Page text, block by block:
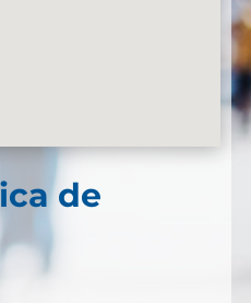
de